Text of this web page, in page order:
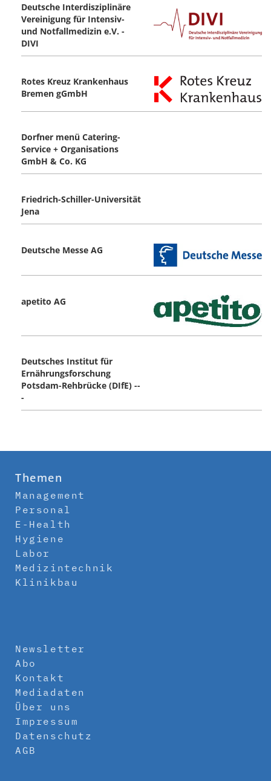
Deutsche Interdisziplinäre
Vereinigung für Intensiv-
und Notfallmedizin e.V. -
DIVI
Rotes Kreuz Krankenhaus
Bremen gGmbH
Dorfner menü Catering-
Service + Organisations
GmbH & Co. KG
Friedrich-Schiller-Universität
Jena
Deutsche Messe AG
apetito AG
Deutsches Institut für
Ernährungsforschung
Potsdam-Rehbrücke (DIfE) --
-
Themen
Management
Personal
E-Health
Hygiene
Labor
Medizintechnik
Klinikbau
Newsletter
Abo
Kontakt
Mediadaten
Über uns
Impressum
Datenschutz
AGB